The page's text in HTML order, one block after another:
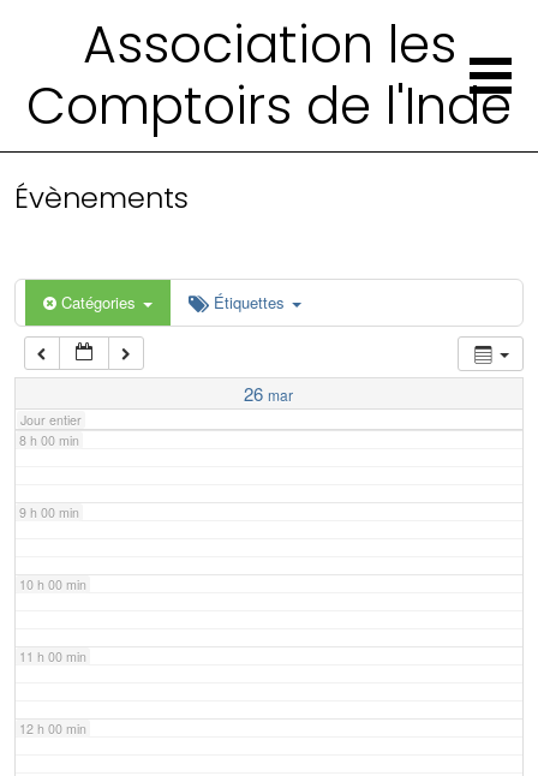
Association les
Comptoirs de l'Inde
Évènements
Catégories Étiquettes
26 mar
Jour entier
4 h 00 min
6 h 00 min
7 h 00 min
8 h 00 min
9 h 00 min
10 h 00 min
11 h 00 min
12 h 00 min